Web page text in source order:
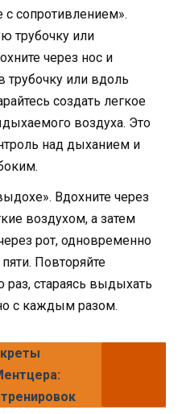
сопротивлением».
трубочку или
через нос и
или вдоль
создать легкое
воздуха. Это
над дыханием и
Вдохните через
воздухом, а затем
рот, одновременно
Повторяйте
стараясь выдыхать
с каждым разом.